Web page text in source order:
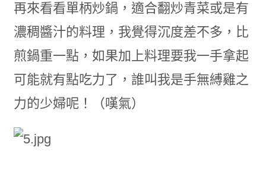
再來看看單柄炒鍋，適合翻炒青菜或是有
濃稠醬汁的料理，我覺得沉度差不多，比
煎鍋重一點，如果加上料理要我一手拿起
可能就有點吃力了，誰叫我是手無縛雞之
力的少婦呢！（嘆氣）